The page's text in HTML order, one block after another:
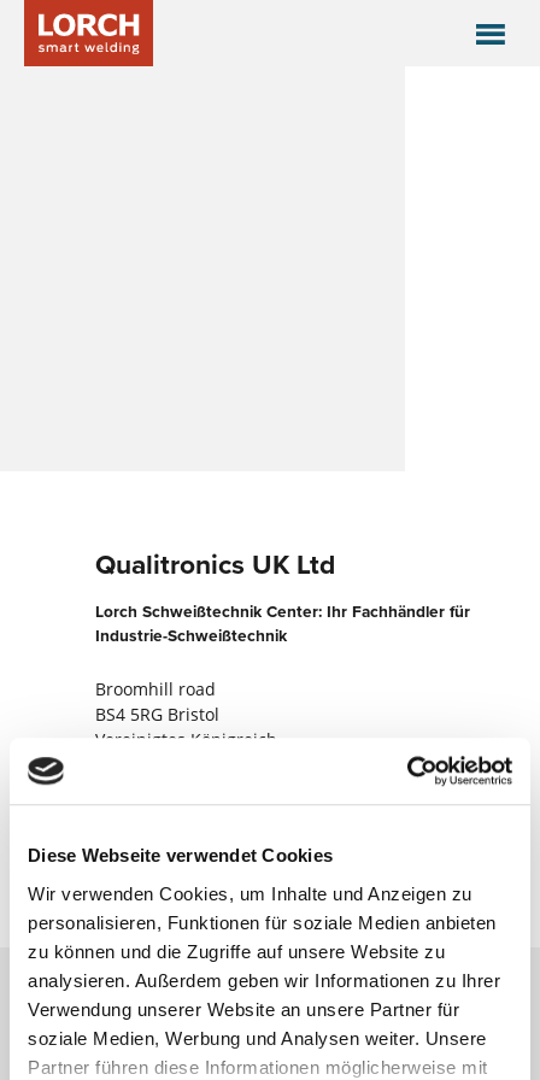
Diese Webseite verwendet Cookies
Wir verwenden Cookies, um Inhalte und Anzeigen zu
personalisieren, Funktionen für soziale Medien anbieten
zu können und die Zugriffe auf unsere Website zu
analysieren. Außerdem geben wir Informationen zu Ihrer
Verwendung unserer Website an unsere Partner für
soziale Medien, Werbung und Analysen weiter. Unsere
Partner führen diese Informationen möglicherweise mit
Qualitronics UK Ltd
Lorch Schweißtechnik Center: Ihr Fachhändler für
Industrie-Schweißtechnik
Broomhill road
BS4 5RG Bristol
Vereinigtes Königreich
Jetzt kontaktieren
Kontaktieren Sie uns über unser Online-
Formular und wir melden uns umgehend